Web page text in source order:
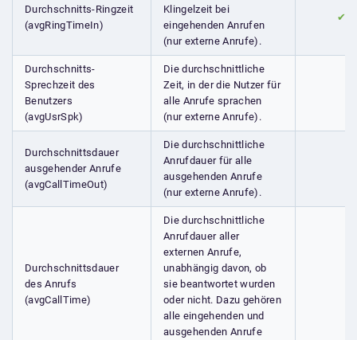
Durchschnitts-Ringzeit
(avgRingTimeIn)
Klingelzeit bei
eingehenden Anrufen
(nur externe Anrufe).
✔
Durchschnitts-
Sprechzeit des
Benutzers
(avgUsrSpk)
Die durchschnittliche
Zeit, in der die Nutzer für
alle Anrufe sprachen
(nur externe Anrufe).
Durchschnittsdauer
ausgehender Anrufe
(avgCallTimeOut)
Die durchschnittliche
Anrufdauer für alle
ausgehenden Anrufe
(nur externe Anrufe).
Durchschnittsdauer
des Anrufs
(avgCallTime)
Die durchschnittliche
Anrufdauer aller
externen Anrufe,
unabhängig davon, ob
sie beantwortet wurden
oder nicht. Dazu gehören
alle eingehenden und
ausgehenden Anrufe